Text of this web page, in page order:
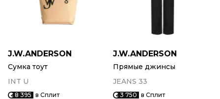
J.W.ANDERSON
Сумка тоут
INT U
8 395 в Сплит
J.W.ANDERSON
Прямые джинсы
JEANS 33
3 750 в Сплит